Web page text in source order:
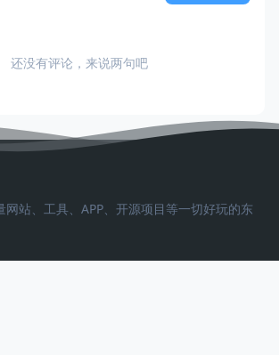
还没有评论，来说两句吧
站、工具、APP、开源项目等一切好玩的东